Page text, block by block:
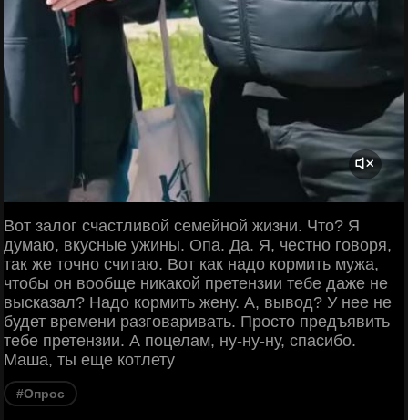
Вот залог счастливой семейной жизни. Что? Я
думаю, вкусные ужины. Опа. Да. Я, честно говоря,
так же точно считаю. Вот как надо кормить мужа,
чтобы он вообще никакой претензии тебе даже не
высказал? Надо кормить жену. А, вывод? У нее не
будет времени разговаривать. Просто предъявить
тебе претензии. А поцелам, ну-ну-ну, спасибо.
Маша, ты еще котлету
#Опрос